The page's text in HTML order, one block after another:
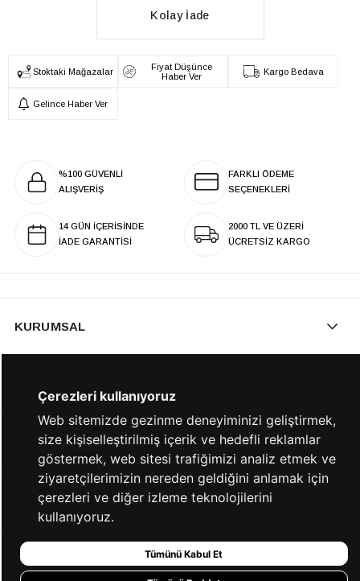
Kolay İade
Stoktaki Mağazalar
Fiyat Düşünce
Haber Ver
Kargo Bedava
Gelince Haber Ver
%100 GÜVENLİ
ALIŞVERİŞ
FARKLI ÖDEME
SEÇENEKLERİ
14 GÜN İÇERİSİNDE
İADE GARANTİSİ
2000 TL VE ÜZERİ
ÜCRETSİZ KARGO
KURUMSAL
YARDIM
BİZE ULAŞIN
HIZLI ERİŞİM
Çerezleri kullanıyoruz
Web sitemizde gezinme deneyiminizi geliştirmek,
size kişiselleştirilmiş içerik ve hedefli reklamlar
göstermek, web sitesi trafiğimizi analiz etmek ve
ziyaretçilerimizin nereden geldiğini anlamak için
çerezleri ve diğer izleme teknolojilerini
kullanıyoruz.
Tümünü Kabul Et